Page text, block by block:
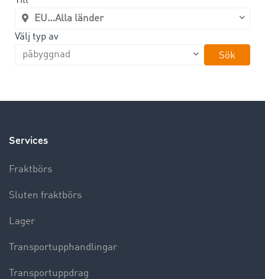
Välj typ av
Sök
Services
Fraktbörs
Sluten fraktbörs
Lager
Transportupphandlingar
Transportuppdrag